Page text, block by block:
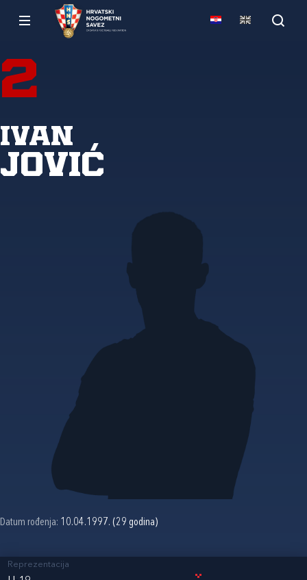
2
Ivan
Jović
Datum rođenja: 10.04.1997. (29 godina)
Reprezentacija